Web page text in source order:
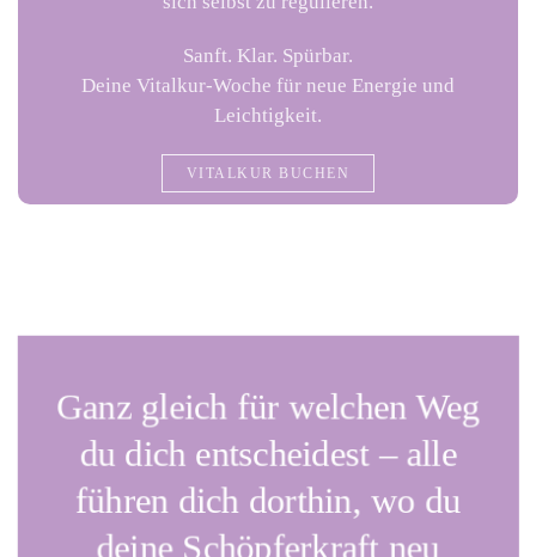
Sanft. Klar. Spürbar.
Deine Vitalkur-Woche für neue Energie und
Leichtigkeit.
VITALKUR BUCHEN
Ganz gleich für welchen Weg
du dich entscheidest – alle
führen dich dorthin, wo du
deine Schöpferkraft neu